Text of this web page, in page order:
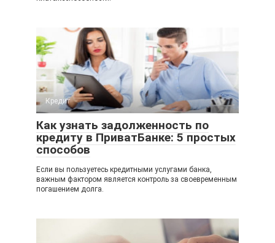
Кредит
Как узнать задолженность по
кредиту в ПриватБанке: 5 простых
способов
Если вы пользуетесь кредитными услугами банка,
важным фактором является контроль за своевременным
погашением долга.